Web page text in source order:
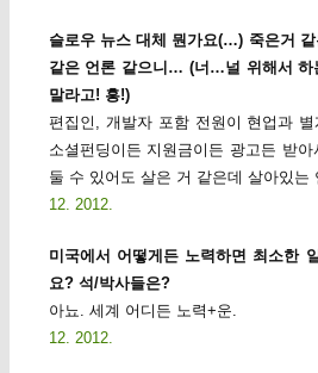
슬로우 뉴스 대체 뭔가요(…) 죽은거
같은 언론 같으니… (너…널 위해서 하
말라고! 흥!)
편집인, 개발자 포함 전원이 현업과
소셜펀딩이든 지원금이든 광고든 받
둘 수 있어도 살은 거 같은데 살아있는
12. 2012.
미국에서 어떻게든 노력하면 최소한
요? 석/박사들은?
아뇨. 세계 어디든 노력+운.
12. 2012.